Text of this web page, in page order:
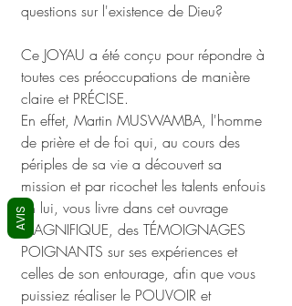
questions sur l'existence de Dieu?
Ce JOYAU a été conçu pour répondre à
toutes ces préoccupations de manière
claire et PRÉCISE.
En effet, Martin MUSWAMBA, l'homme
de prière et de foi qui, au cours des
périples de sa vie a découvert sa
mission et par ricochet les talents enfouis
en lui, vous livre dans cet ouvrage
MAGNIFIQUE, des TÉMOIGNAGES
POIGNANTS sur ses expériences et
celles de son entourage, afin que vous
puissiez réaliser le POUVOIR et
AVIS